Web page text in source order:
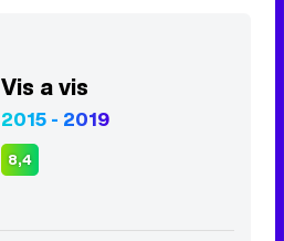
Vis a vis
2015 - 2019
8,4